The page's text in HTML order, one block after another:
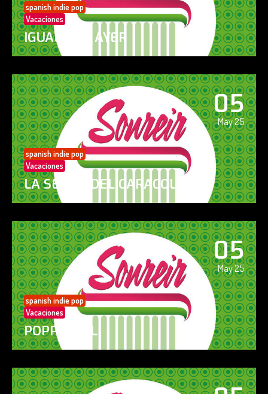
spanish indie pop
Vacaciones
IGUAL QUE AYER
05
May 25
spanish indie pop
Vacaciones
LA SENDA DEL CARACOL
05
May 25
spanish indie pop
Vacaciones
POPPY GIRL